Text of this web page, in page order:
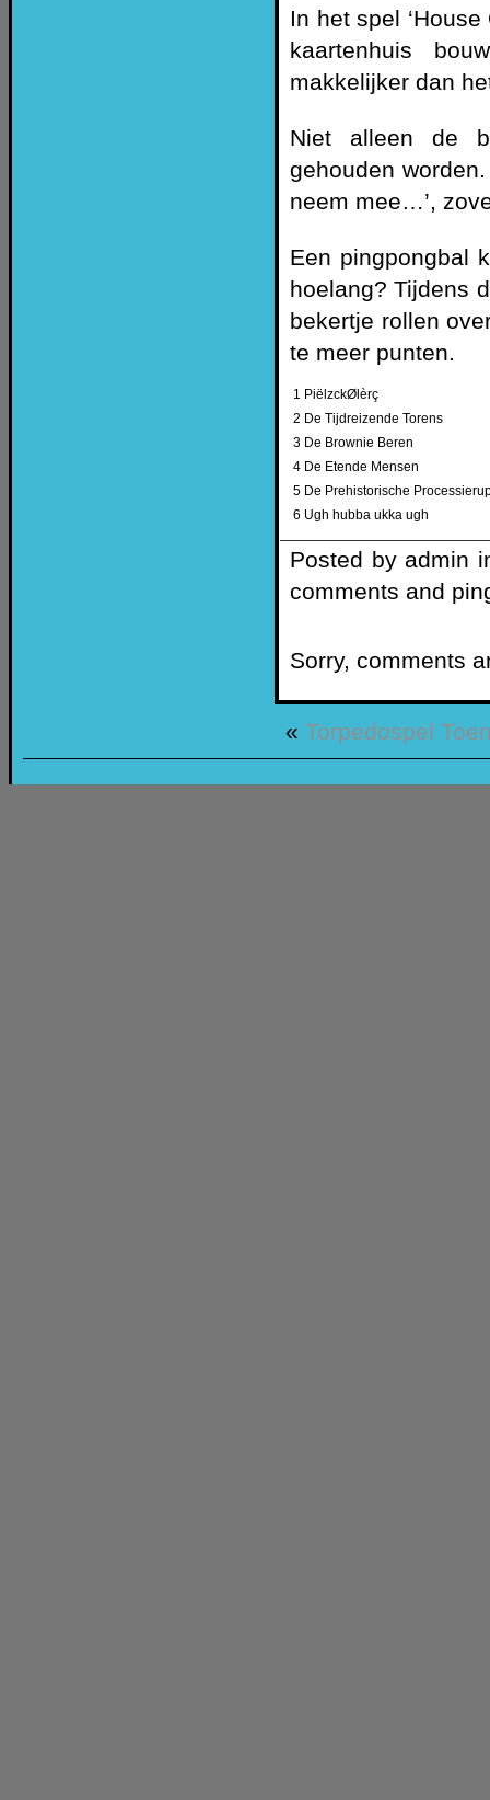
In het spel
kaartenhuis
makkelijker dan
Niet alleen de
gehouden
neem mee…’,
Een pingpongbal
hoelang? Tijdens
bekertje rollen
te meer punten.
1 PiëlzckØlèrç
2 De Tijdreizende Torens
3 De Brownie Beren
4 De Etende Mensen
5 De Prehistorische
6 Ugh hubba ukka ugh
Posted by admin
comments and
Sorry, comments
« Torpedospel